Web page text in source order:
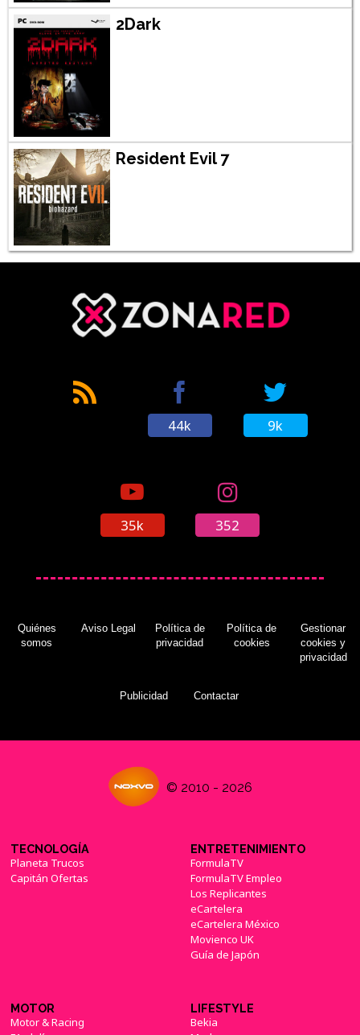
2Dark
Resident Evil 7
44k 9k
35k 352
Quiénes
somos
Aviso Legal
Política de
privacidad
Política de
cookies
Gestionar
cookies y
privacidad
Publicidad Contactar
© 2010 - 2026
TECNOLOGÍA
Planeta Trucos
Capitán Ofertas
ENTRETENIMIENTO
FormulaTV
FormulaTV Empleo
Los Replicantes
eCartelera
eCartelera México
Movienco UK
Guía de Japón
MOTOR
Motor & Racing
LIFESTYLE
Bekia